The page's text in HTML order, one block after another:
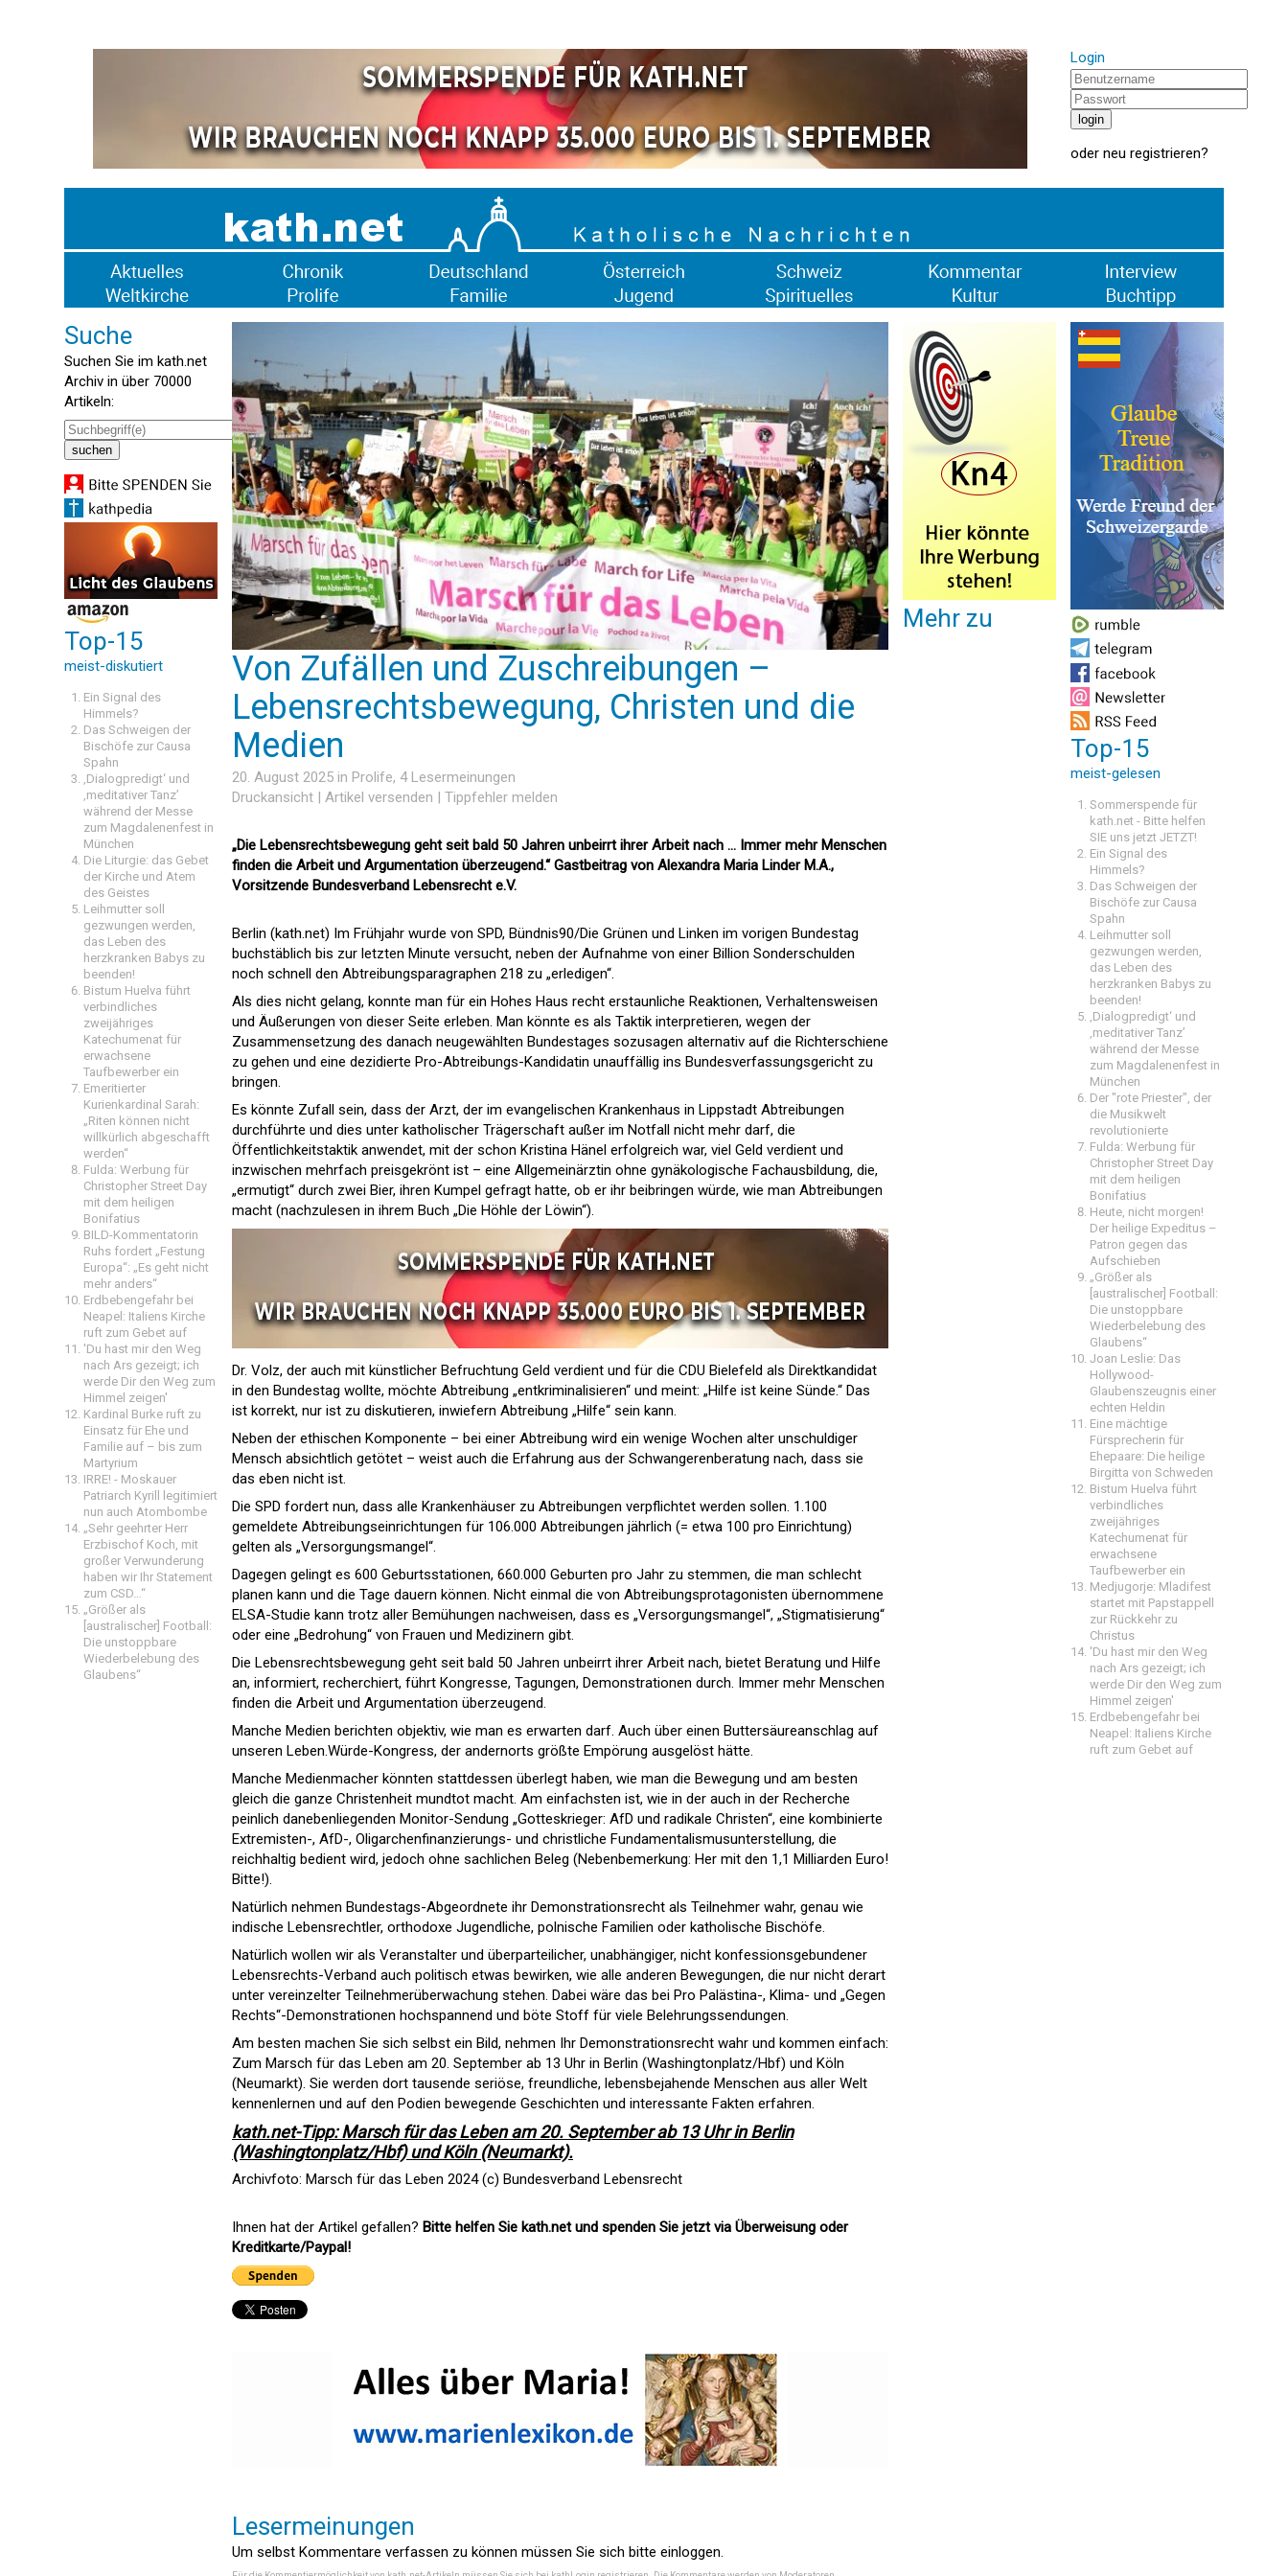
Login
oder neu registrieren?
Suche
Suchen Sie im kath.net
Archiv in über 70000
Artikeln:
Top-15
meist-diskutiert
Ein Signal des
Himmels?
Das Schweigen der
Bischöfe zur Causa
Spahn
‚Dialogpredigt‘ und
‚meditativer Tanz’
während der Messe
zum Magdalenenfest in
München
Die Liturgie: das Gebet
der Kirche und Atem
des Geistes
Leihmutter soll
gezwungen werden,
das Leben des
herzkranken Babys zu
beenden!
Bistum Huelva führt
verbindliches
zweijähriges
Katechumenat für
erwachsene
Taufbewerber ein
Emeritierter
Kurienkardinal Sarah:
„Riten können nicht
willkürlich abgeschafft
werden“
Fulda: Werbung für
Christopher Street Day
mit dem heiligen
Bonifatius
BILD-Kommentatorin
Ruhs fordert „Festung
Europa“: „Es geht nicht
mehr anders“
Erdbebengefahr bei
Neapel: Italiens Kirche
ruft zum Gebet auf
'Du hast mir den Weg
nach Ars gezeigt; ich
werde Dir den Weg zum
Himmel zeigen'
Kardinal Burke ruft zu
Einsatz für Ehe und
Familie auf – bis zum
Martyrium
IRRE! - Moskauer
Patriarch Kyrill legitimiert
nun auch Atombombe
„Sehr geehrter Herr
Erzbischof Koch, mit
großer Verwunderung
haben wir Ihr Statement
zum CSD…“
„Größer als
[australischer] Football:
Die unstoppbare
Wiederbelebung des
Glaubens“
Von Zufällen und Zuschreibungen –
Lebensrechtsbewegung, Christen und die
Medien
20. August 2025 in Prolife, 4 Lesermeinungen
Druckansicht | Artikel versenden | Tippfehler melden
„Die Lebensrechtsbewegung geht seit bald 50 Jahren unbeirrt ihrer Arbeit nach … Immer mehr Menschen
finden die Arbeit und Argumentation überzeugend.“ Gastbeitrag von Alexandra Maria Linder M.A.,
Vorsitzende Bundesverband Lebensrecht e.V.
Berlin (kath.net) Im Frühjahr wurde von SPD, Bündnis90/Die Grünen und Linken im vorigen Bundestag
buchstäblich bis zur letzten Minute versucht, neben der Aufnahme von einer Billion Sonderschulden
noch schnell den Abtreibungsparagraphen 218 zu „erledigen“.
Als dies nicht gelang, konnte man für ein Hohes Haus recht erstaunliche Reaktionen, Verhaltensweisen
und Äußerungen von dieser Seite erleben. Man könnte es als Taktik interpretieren, wegen der
Zusammensetzung des danach neugewählten Bundestages sozusagen alternativ auf die Richterschiene
zu gehen und eine dezidierte Pro-Abtreibungs-Kandidatin unauffällig ins Bundesverfassungsgericht zu
bringen.
Es könnte Zufall sein, dass der Arzt, der im evangelischen Krankenhaus in Lippstadt Abtreibungen
durchführte und dies unter katholischer Trägerschaft außer im Notfall nicht mehr darf, die
Öffentlichkeitstaktik anwendet, mit der schon Kristina Hänel erfolgreich war, viel Geld verdient und
inzwischen mehrfach preisgekrönt ist – eine Allgemeinärztin ohne gynäkologische Fachausbildung, die,
„ermutigt“ durch zwei Bier, ihren Kumpel gefragt hatte, ob er ihr beibringen würde, wie man Abtreibungen
macht (nachzulesen in ihrem Buch „Die Höhle der Löwin“).
Dr. Volz, der auch mit künstlicher Befruchtung Geld verdient und für die CDU Bielefeld als Direktkandidat
in den Bundestag wollte, möchte Abtreibung „entkriminalisieren“ und meint: „Hilfe ist keine Sünde.“ Das
ist korrekt, nur ist zu diskutieren, inwiefern Abtreibung „Hilfe“ sein kann.
Neben der ethischen Komponente – bei einer Abtreibung wird ein wenige Wochen alter unschuldiger
Mensch absichtlich getötet – weist auch die Erfahrung aus der Schwangerenberatung nach, dass sie
das eben nicht ist.
Die SPD fordert nun, dass alle Krankenhäuser zu Abtreibungen verpflichtet werden sollen. 1.100
gemeldete Abtreibungseinrichtungen für 106.000 Abtreibungen jährlich (= etwa 100 pro Einrichtung)
gelten als „Versorgungsmangel“.
Dagegen gelingt es 600 Geburtsstationen, 660.000 Geburten pro Jahr zu stemmen, die man schlecht
planen kann und die Tage dauern können. Nicht einmal die von Abtreibungsprotagonisten übernommene
ELSA-Studie kann trotz aller Bemühungen nachweisen, dass es „Versorgungsmangel“, „Stigmatisierung“
oder eine „Bedrohung“ von Frauen und Medizinern gibt.
Die Lebensrechtsbewegung geht seit bald 50 Jahren unbeirrt ihrer Arbeit nach, bietet Beratung und Hilfe
an, informiert, recherchiert, führt Kongresse, Tagungen, Demonstrationen durch. Immer mehr Menschen
finden die Arbeit und Argumentation überzeugend.
Manche Medien berichten objektiv, wie man es erwarten darf. Auch über einen Buttersäureanschlag auf
unseren Leben.Würde-Kongress, der andernorts größte Empörung ausgelöst hätte.
Manche Medienmacher könnten stattdessen überlegt haben, wie man die Bewegung und am besten
gleich die ganze Christenheit mundtot macht. Am einfachsten ist, wie in der auch in der Recherche
peinlich danebenliegenden Monitor-Sendung „Gotteskrieger: AfD und radikale Christen“, eine kombinierte
Extremisten-, AfD-, Oligarchenfinanzierungs- und christliche Fundamentalismusunterstellung, die
reichhaltig bedient wird, jedoch ohne sachlichen Beleg (Nebenbemerkung: Her mit den 1,1 Milliarden Euro!
Bitte!).
Natürlich nehmen Bundestags-Abgeordnete ihr Demonstrationsrecht als Teilnehmer wahr, genau wie
indische Lebensrechtler, orthodoxe Jugendliche, polnische Familien oder katholische Bischöfe.
Natürlich wollen wir als Veranstalter und überparteilicher, unabhängiger, nicht konfessionsgebundener
Lebensrechts-Verband auch politisch etwas bewirken, wie alle anderen Bewegungen, die nur nicht derart
unter vereinzelter Teilnehmerüberwachung stehen. Dabei wäre das bei Pro Palästina-, Klima- und „Gegen
Rechts“-Demonstrationen hochspannend und böte Stoff für viele Belehrungssendungen.
Am besten machen Sie sich selbst ein Bild, nehmen Ihr Demonstrationsrecht wahr und kommen einfach:
Zum Marsch für das Leben am 20. September ab 13 Uhr in Berlin (Washingtonplatz/Hbf) und Köln
(Neumarkt). Sie werden dort tausende seriöse, freundliche, lebensbejahende Menschen aus aller Welt
kennenlernen und auf den Podien bewegende Geschichten und interessante Fakten erfahren.
kath.net-Tipp: Marsch für das Leben am 20. September ab 13 Uhr in Berlin
(Washingtonplatz/Hbf) und Köln (Neumarkt).
Archivfoto: Marsch für das Leben 2024 (c) Bundesverband Lebensrecht
Ihnen hat der Artikel gefallen? Bitte helfen Sie kath.net und spenden Sie jetzt via Überweisung oder
Kreditkarte/Paypal!
Lesermeinungen
Um selbst Kommentare verfassen zu können müssen Sie sich bitte einloggen.
Mehr zu
Top-15
meist-gelesen
Sommerspende für
kath.net - Bitte helfen
SIE uns jetzt JETZT!
Ein Signal des
Himmels?
Das Schweigen der
Bischöfe zur Causa
Spahn
Leihmutter soll
gezwungen werden,
das Leben des
herzkranken Babys zu
beenden!
‚Dialogpredigt‘ und
‚meditativer Tanz’
während der Messe
zum Magdalenenfest in
München
Der "rote Priester", der
die Musikwelt
revolutionierte
Fulda: Werbung für
Christopher Street Day
mit dem heiligen
Bonifatius
Heute, nicht morgen!
Der heilige Expeditus –
Patron gegen das
Aufschieben
„Größer als
[australischer] Football:
Die unstoppbare
Wiederbelebung des
Glaubens“
Joan Leslie: Das
Hollywood-
Glaubenszeugnis einer
echten Heldin
Eine mächtige
Fürsprecherin für
Ehepaare: Die heilige
Birgitta von Schweden
Bistum Huelva führt
verbindliches
zweijähriges
Katechumenat für
erwachsene
Taufbewerber ein
Medjugorje: Mladifest
startet mit Papstappell
zur Rückkehr zu
Christus
'Du hast mir den Weg
nach Ars gezeigt; ich
werde Dir den Weg zum
Himmel zeigen'
Erdbebengefahr bei
Neapel: Italiens Kirche
ruft zum Gebet auf